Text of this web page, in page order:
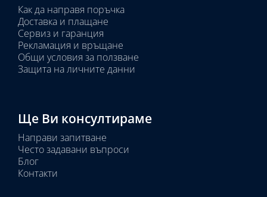
Как да направя поръчка
Доставка и плащане
Сервиз и гаранция
Рекламация и връщане
Общи условия за ползване
Защита на личните данни
Ще Ви консултираме
Направи запитване
Често задавани въпроси
Блог
Контакти